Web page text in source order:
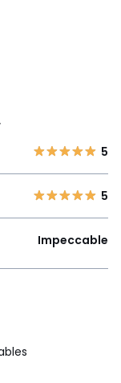
5
5
Impeccable